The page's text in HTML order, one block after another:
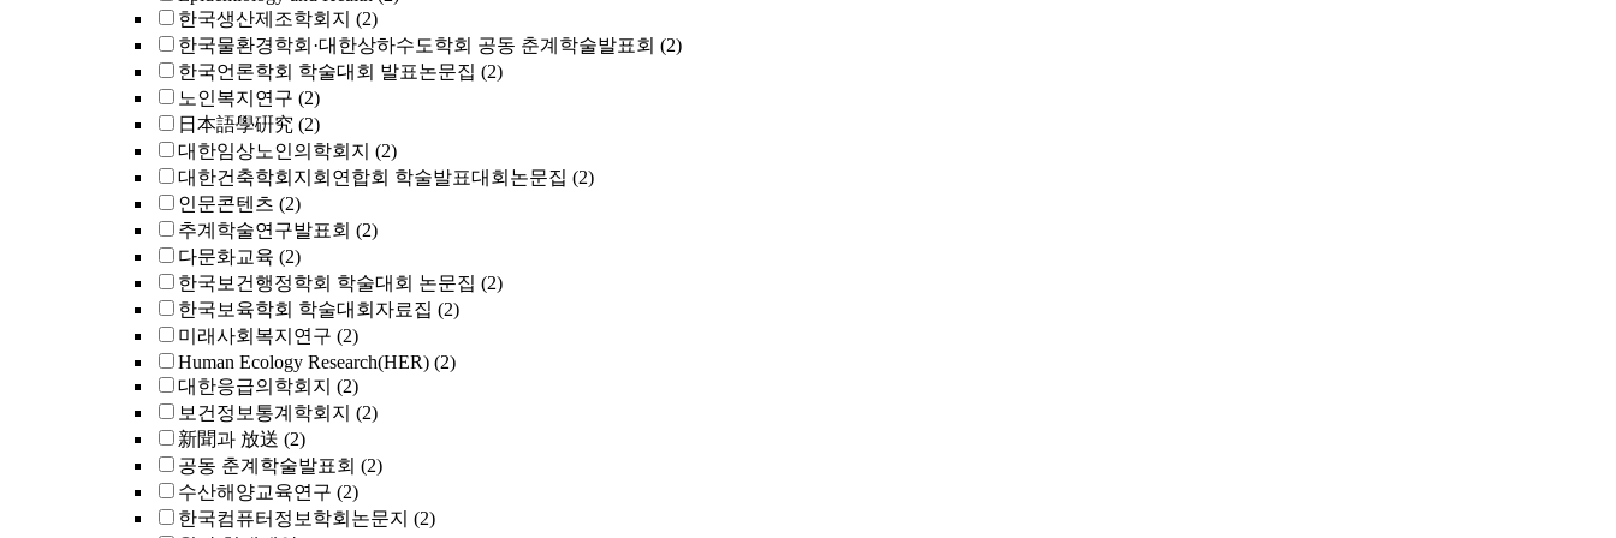
한국생산제조학회지 (2)
한국물환경학회·대한상하수도학회 공동 춘계학술발표회 (2)
한국언론학회 학술대회 발표논문집 (2)
노인복지연구 (2)
日本語學硏究 (2)
대한임상노인의학회지 (2)
대한건축학회지회연합회 학술발표대회논문집 (2)
인문콘텐츠 (2)
추계학술연구발표회 (2)
다문화교육 (2)
한국보건행정학회 학술대회 논문집 (2)
한국보육학회 학술대회자료집 (2)
미래사회복지연구 (2)
Human Ecology Research(HER) (2)
대한응급의학회지 (2)
보건정보통계학회지 (2)
新聞과 放送 (2)
공동 춘계학술발표회 (2)
수산해양교육연구 (2)
한국컴퓨터정보학회논문지 (2)